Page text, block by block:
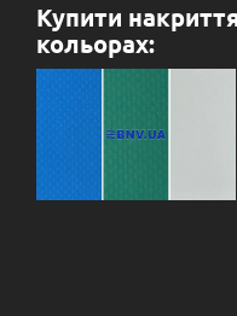
Купити
кольорах: